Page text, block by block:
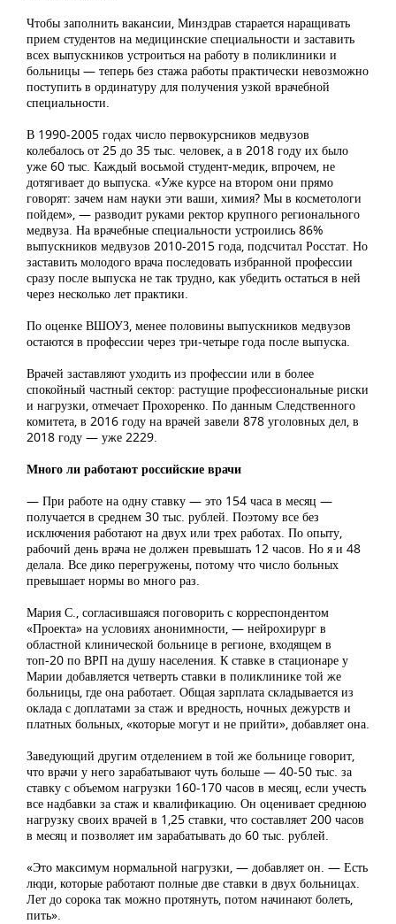
Чтобы заполнить вакансии, Минздрав старается наращивать
прием студентов на медицинские специальности и заставить
всех выпускников устроиться на работу в поликлиники и
больницы — теперь без стажа работы практически невозможно
поступить в ординатуру для получения узкой врачебной
специальности.
В 1990-2005 годах число первокурсников медвузов
колебалось от 25 до 35 тыс. человек, а в 2018 году их было
уже 60 тыс. Каждый восьмой студент-медик, впрочем, не
дотягивает до выпуска. «Уже курсе на втором они прямо
говорят: зачем нам науки эти ваши, химия? Мы в косметологи
пойдем», — разводит руками ректор крупного регионального
медвуза. На врачебные специальности устроились 86%
выпускников медвузов 2010-2015 года, подсчитал Росстат. Но
заставить молодого врача последовать избранной профессии
сразу после выпуска не так трудно, как убедить остаться в ней
через несколько лет практики.
По оценке ВШОУЗ, менее половины выпускников медвузов
остаются в профессии через три-четыре года после выпуска.
Врачей заставляют уходить из профессии или в более
спокойный частный сектор: растущие профессиональные риски
и нагрузки, отмечает Прохоренко. По данным Следственного
комитета, в 2016 году на врачей завели 878 уголовных дел, в
2018 году — уже 2229.
Много ли работают российские врачи
— При работе на одну ставку — это 154 часа в месяц —
получается в среднем 30 тыс. рублей. Поэтому все без
исключения работают на двух или трех работах. По опыту,
рабочий день врача не должен превышать 12 часов. Но я и 48
делала. Все дико перегружены, потому что число больных
превышает нормы во много раз.
Мария С., согласившаяся поговорить с корреспондентом
«Проекта» на условиях анонимности, — нейрохирург в
областной клинической больнице в регионе, входящем в
топ-20 по ВРП на душу населения. К ставке в стационаре у
Марии добавляется четверть ставки в поликлинике той же
больницы, где она работает. Общая зарплата складывается из
оклада с доплатами за стаж и вредность, ночных дежурств и
платных больных, «которые могут и не прийти», добавляет она.
Заведующий другим отделением в той же больнице говорит,
что врачи у него зарабатывают чуть больше — 40-50 тыс. за
ставку с объемом нагрузки 160-170 часов в месяц, если учесть
все надбавки за стаж и квалификацию. Он оценивает среднюю
нагрузку своих врачей в 1,25 ставки, что составляет 200 часов
в месяц и позволяет им зарабатывать до 60 тыс. рублей.
«Это максимум нормальной нагрузки, — добавляет он. — Есть
люди, которые работают полные две ставки в двух больницах.
Лет до сорока так можно протянуть, потом начинают болеть,
пить».